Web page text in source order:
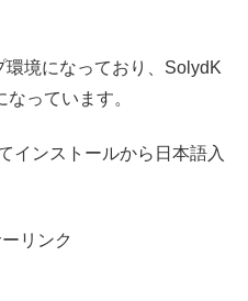
境になっており、SolydK
っています。
インストールから日本語入
リンク